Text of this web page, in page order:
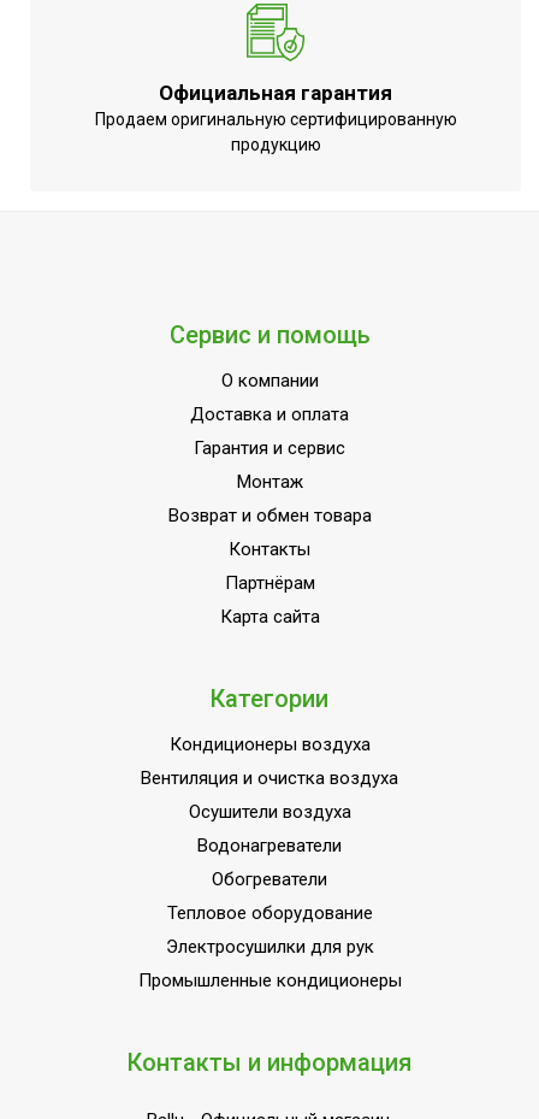
Автоматическое отключение
при исчерпании топлива
Объем топливного бака
105
Время работы на одном баке
Способ нагрева
Прямой нагрев
Напряжение электропитания,
Вид установки (крепления)
Макс. тепловая мощность
120
Область применения
пылевлагозащищенности
1.2
Отдельный вывод
отработанных газов из
камеры сгорания
Нет
Дизельное
Контроль наличия пламени
(отключает подачу топлива)
Страна производства
РОССИЯ
Официальная гарантия
Продаем оригинальную сертифицированную
продукцию
Сервис и помощь
О компании
Доставка и оплата
Гарантия и сервис
Монтаж
Возврат и обмен товара
Контакты
Партнёрам
Карта сайта
Категории
Кондиционеры воздуха
Вентиляция и очистка воздуха
Осушители воздуха
Водонагреватели
Обогреватели
Тепловое оборудование
Электросушилки для рук
Промышленные кондиционеры
Контакты и информация